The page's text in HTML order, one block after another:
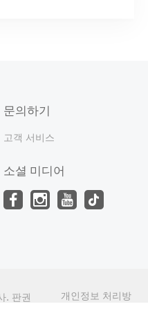
문의하기
고객 서비스
소셜 미디어
. 판권
개인정보 처리방